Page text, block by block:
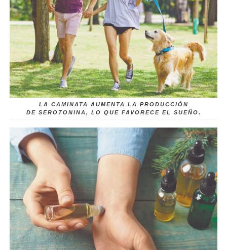
LA CAMINATA AUMENTA LA PRODUCCIÓN
DE SEROTONINA, LO QUE FAVORECE EL SUEÑO.